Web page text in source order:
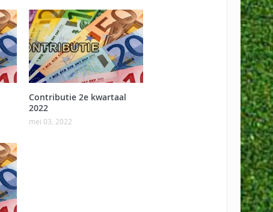
Contributie 2e kwartaal
2022
mei 03, 2022